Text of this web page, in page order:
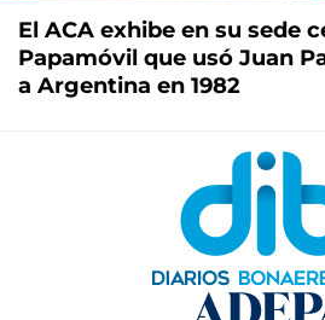
El ACA exhibe en su sede
Papamóvil que usó Juan
a Argentina en 1982